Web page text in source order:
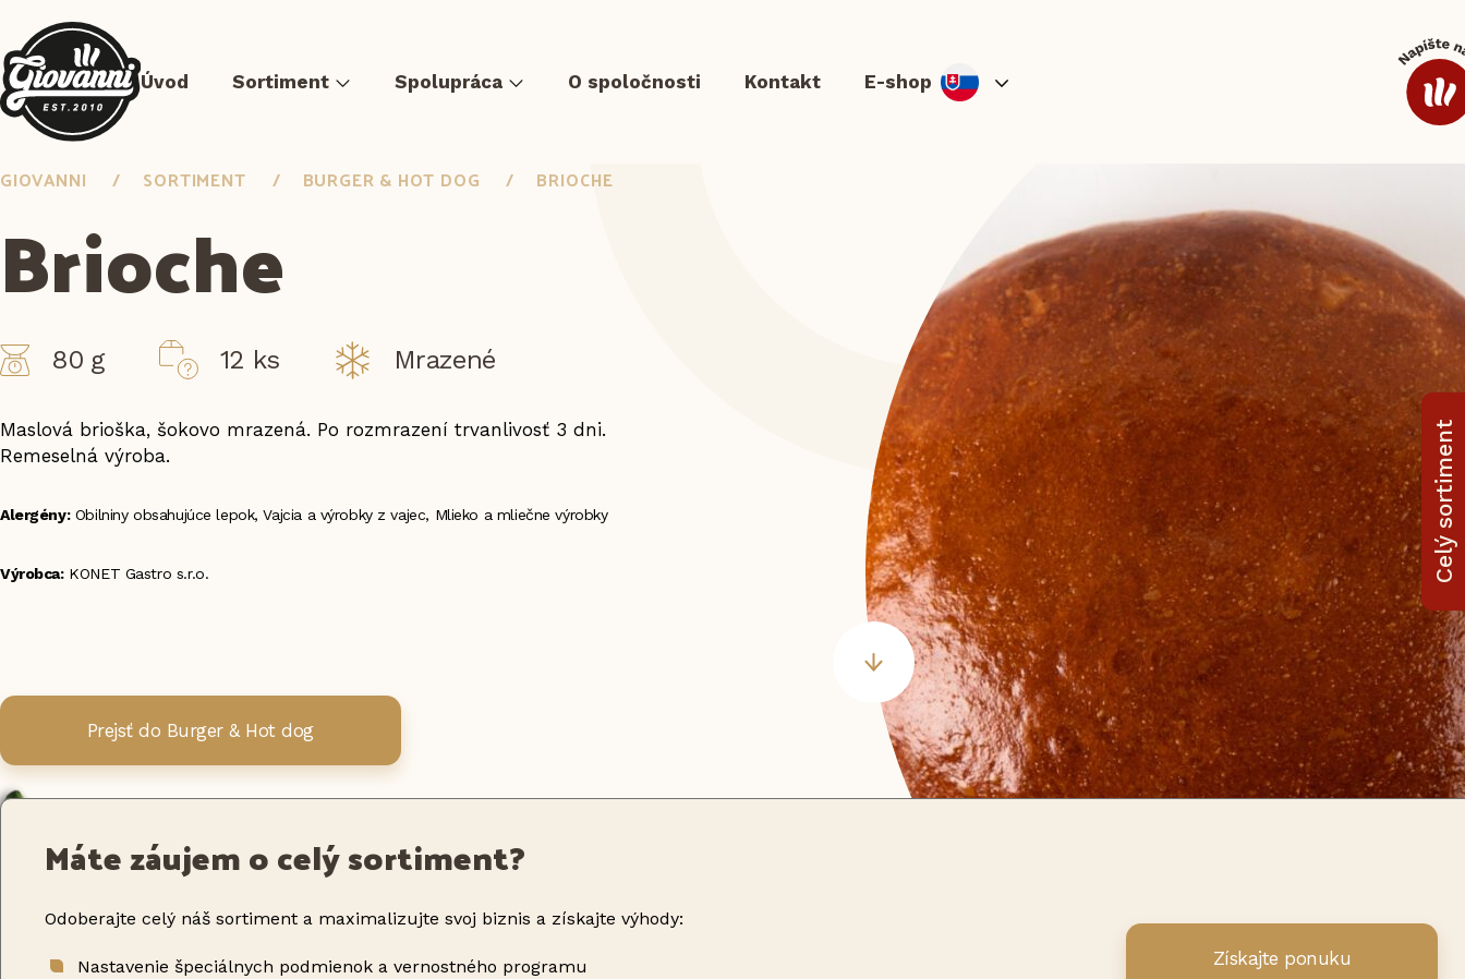
Úvod Sortiment
Zapekance a langoše Prílohy a omáčky Káva Doplnkový sortiment
Spolupráca O spoločnosti Kontakt E-shop
Celý sortiment
GIOVANNI SORTIMENT BURGER & HOT DOG BRIOCHE
Brioche
80 g 12 ks Mrazené
Maslová brioška, ​​šokovo mrazená. Po rozmrazení trvanlivosť 3 dni.
Remeselná výroba.
Alergény:Obilniny obsahujúce lepok, Vajcia a výrobky z vajec, Mlieko a mliečne výrobky
Výrobca:KONET Gastro s.r.o.
Prejsť do Burger & Hot dog
Máte záujem o celý sortiment?
Odoberajte celý náš sortiment a maximalizujte svoj biznis a získajte výhody:
Nastavenie špeciálnych podmienok a vernostného programu
Získajte ponuku